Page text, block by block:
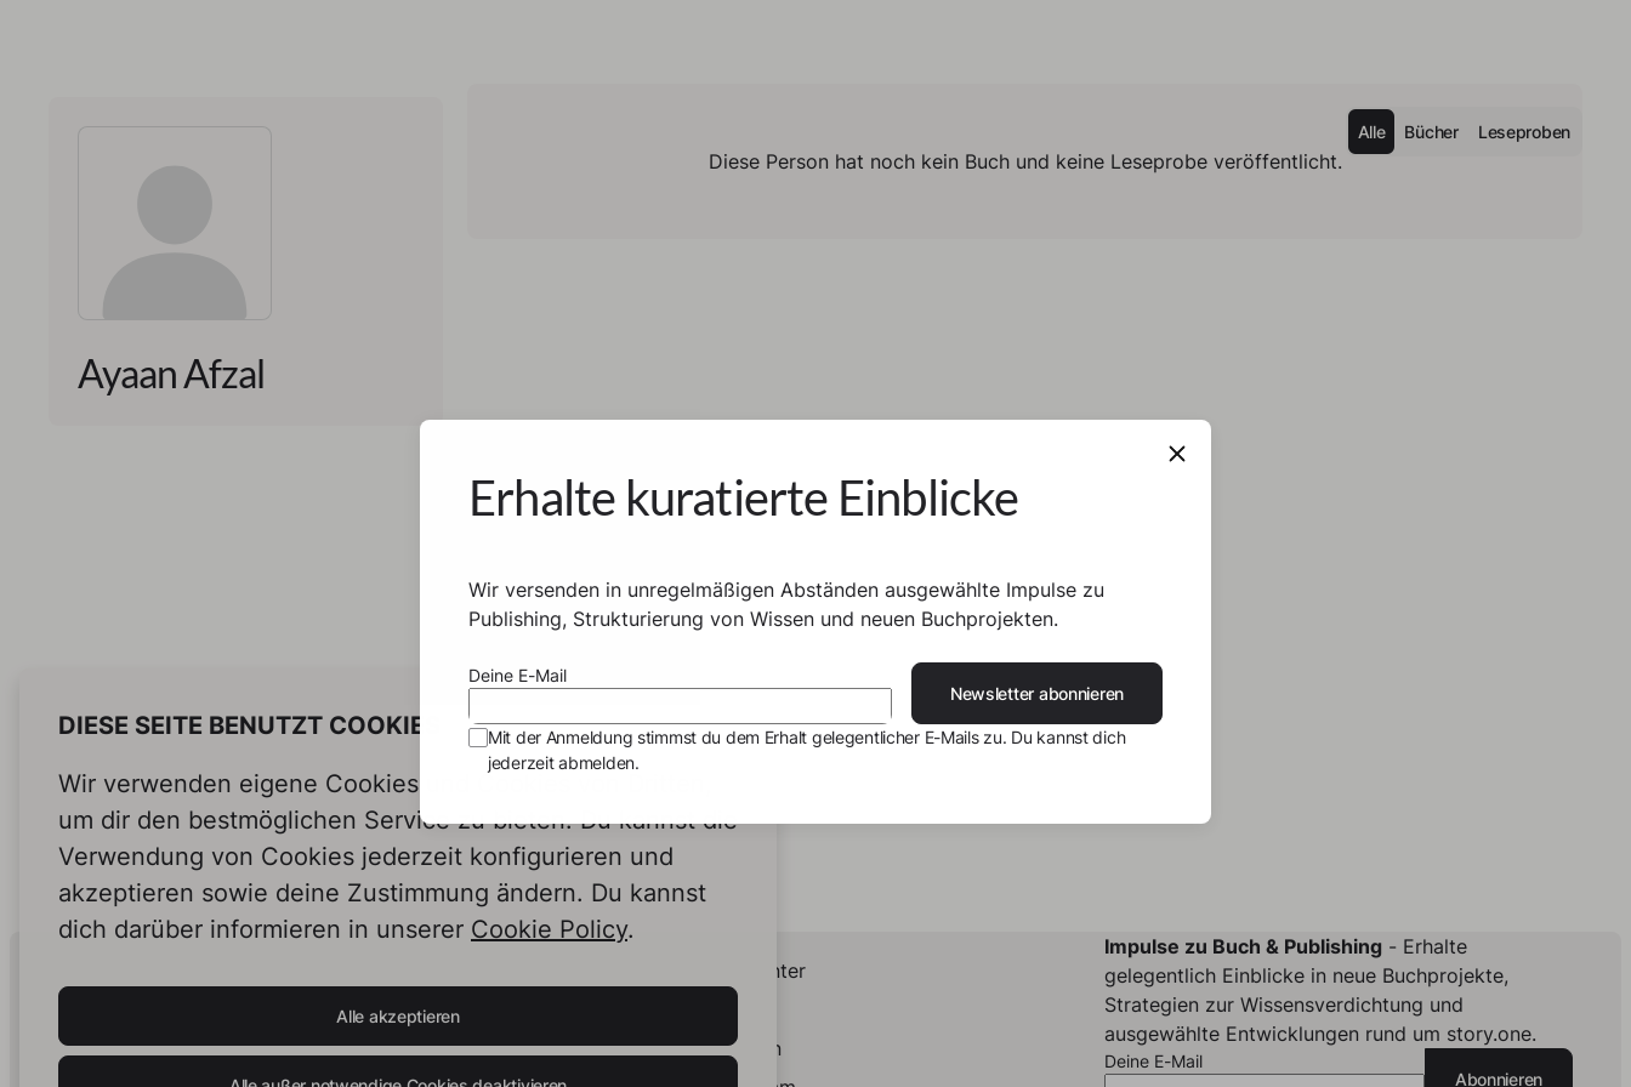
Ayaan Afzal
Alle Bücher Leseproben
Diese Person hat noch kein Buch und keine Leseprobe veröffentlicht.
DIESE SEITE BENUTZT COOKIES
Wir verwenden eigene Cookies und Cookies von Dritten,
um dir den bestmöglichen Service zu bieten. Du kannst die
Verwendung von Cookies jederzeit konfigurieren und
akzeptieren sowie deine Zustimmung ändern. Du kannst
dich darüber informieren in unserer Cookie Policy.
Alle akzeptieren
Human Intelligence.
In Print.
Impulse zu Buch & Publishing- Erhalte
gelegentlich Einblicke in neue Buchprojekte,
Strategien zur Wissensverdichtung und
ausgewählte Entwicklungen rund um story.one.
Deine E-Mail
Abonnieren
Helpcenter
LinkedIn
Erhalte kuratierte Einblicke
Wir versenden in unregelmäßigen Abständen ausgewählte Impulse zu
Publishing, Strukturierung von Wissen und neuen Buchprojekten.
Deine E-Mail
Newsletter abonnieren
Mit der Anmeldung stimmst du dem Erhalt gelegentlicher E-Mails zu. Du kannst dich
jederzeit abmelden.